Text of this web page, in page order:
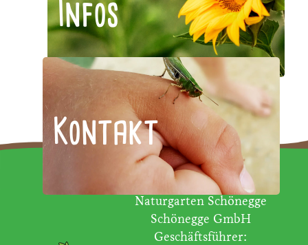
Infos
Kontakt
Naturgarten Schönegge
Schönegge GmbH
Geschäftsführer: